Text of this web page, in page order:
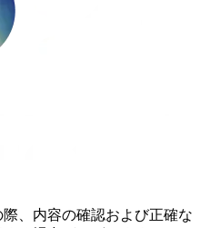
、内容の確認および正確な